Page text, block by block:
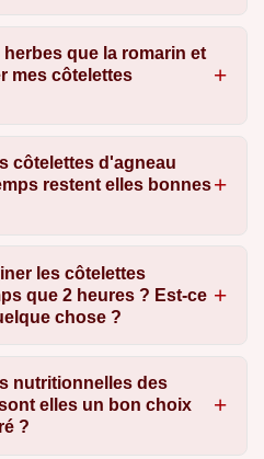
que la romarin et
mes côtelettes
côtelettes d'agneau
restent elles bonnes
les côtelettes
que 2 heures ? Est-ce
chose ?
nutritionnelles des
elles un bon choix
?